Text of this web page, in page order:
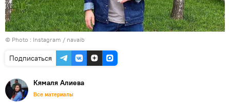
© Photo : Instagram / navaib
Подписаться
Кямаля Алиева
Все материалы